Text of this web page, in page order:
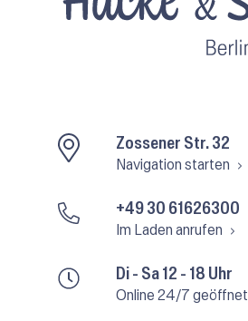
Di - Sa 12 - 18 Uhr
Online 24/7 geöffnet
Zossener Str. 32
Navigation starten
+49 30 61626300
Im Laden anrufen